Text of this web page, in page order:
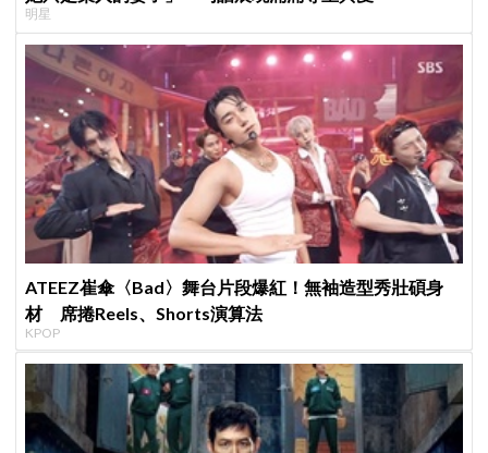
明星
ATEEZ崔傘〈Bad〉舞台片段爆紅！無袖造型秀壯碩身
材 席捲Reels、Shorts演算法
KPOP